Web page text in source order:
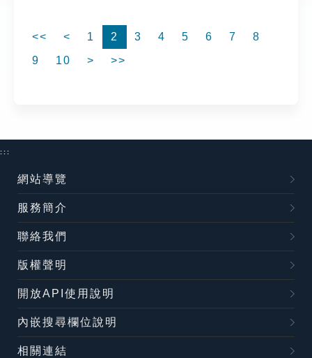
<< < 1 2 3 4 5 6 7
8
9
10 > >>
:::
網站導覽
服務簡介
聯絡我們
版權聲明
開放API使用說明
內嵌搜尋欄位說明
相關連結